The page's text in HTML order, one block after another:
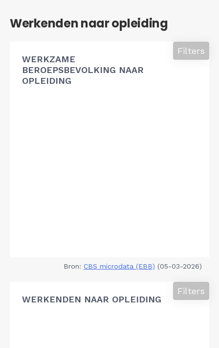
Werkenden naar opleiding
WERKZAME
BEROEPSBEVOLKING NAAR
OPLEIDING
Filters
Bron: CBS microdata (EBB) (05-03-2026)
WERKENDEN NAAR OPLEIDING
Filters